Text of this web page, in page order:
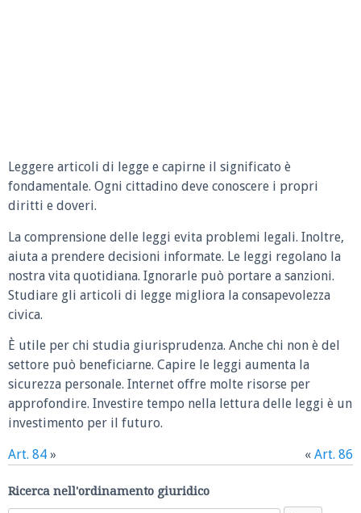
Leggere articoli di legge e capirne il significato è
fondamentale. Ogni cittadino deve conoscere i propri
diritti e doveri.
La comprensione delle leggi evita problemi legali. Inoltre,
aiuta a prendere decisioni informate. Le leggi regolano la
nostra vita quotidiana. Ignorarle può portare a sanzioni.
Studiare gli articoli di legge migliora la consapevolezza
civica.
È utile per chi studia giurisprudenza. Anche chi non è del
settore può beneficiarne. Capire le leggi aumenta la
sicurezza personale. Internet offre molte risorse per
approfondire. Investire tempo nella lettura delle leggi è un
investimento per il futuro.
Art. 84 » « Art. 86
Ricerca nell'ordinamento giuridico